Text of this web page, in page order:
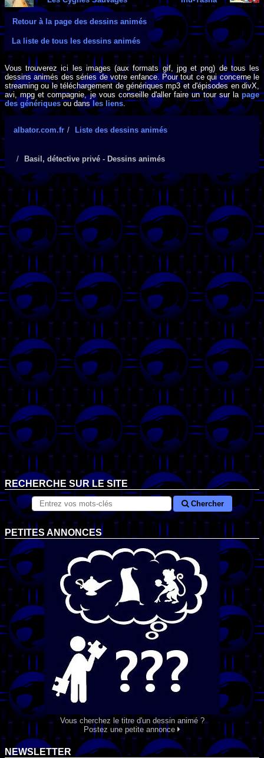
Retour à la page des dessins animés
La liste de tous les dessins animés
Vous trouverez ici les images (aux formats gif, jpg et png) de tous les
dessins animés des séries de votre enfance. Pour tout ce qui concerne le
streaming ou le téléchargement de génériques mp3 et d'épisodes en divX,
avi, mpg et compagnie, je vous conseille d'aller faire un tour sur la page
des génériquesou dans les liens.
albator.com.fr Liste des dessins animés
Basil, détective privé - Dessins animés
RECHERCHE SUR LE SITE
Chercher
PETITES ANNONCES
Vous cherchez le titre d'un dessin animé ?
Postez une petite annonce
NEWSLETTER